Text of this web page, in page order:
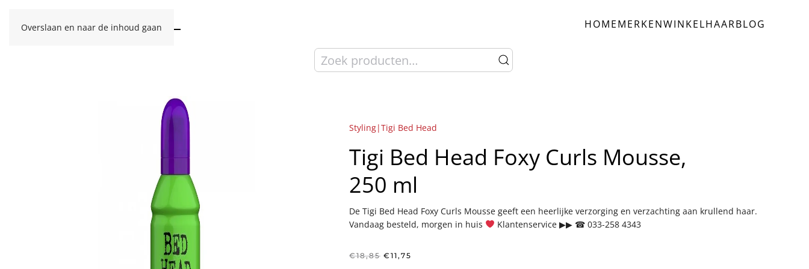
Overslaan en naar de inhoud gaan HOMEMERKENWINKELHAARBLOG
Zoeken
naar:
Styling|Tigi Bed Head
Tigi Bed Head Foxy Curls Mousse,
250 ml
De Tigi Bed Head Foxy Curls Mousse geeft een heerlijke verzorging en verzachting aan krullend haar.
Vandaag besteld, morgen in huis
Klantenservice ▶▶ ☎ 033-258 4343
€18,85 Oorspronkelijke
€ 11,75